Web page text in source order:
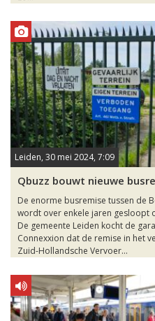
Leiden, 30 mei 2024, 7:09
Qbuzz bouwt nieuwe
De enorme busremise tussen de
wordt over enkele jaren gesloopt
De gemeente Leiden kocht de
Connexxion dat de remise in het
Zuid-Hollandsche Vervoer...